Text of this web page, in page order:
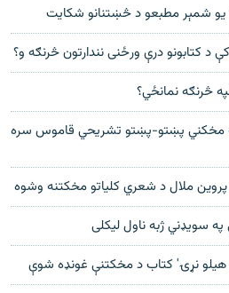
د یو شمېر مطبعو د څښتنانو شکایت
د کتابونو درې ورځنی نندارتون څرنګه و؟
څرنګه نمانځي؟
مخکني پښتو-پښتو تشریحي قاموس سره
پروین ملال د شعري کلیاتو مخکتنه وشوه
په سویډني ژبه ناول لیکلی
هیلو نړۍ' کتاب د مخکتنې غونډه شوې